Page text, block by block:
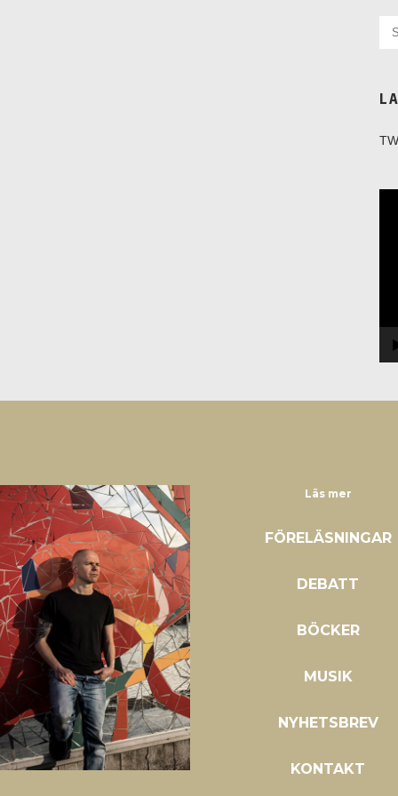
Läs mer
FÖRELÄSNINGAR
DEBATT
BÖCKER
MUSIK
NYHETSBREV
KONTAKT